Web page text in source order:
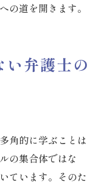
の道を開きます。
い弁護士の
角的に学ぶことは
の集合体ではな
ています。そのた